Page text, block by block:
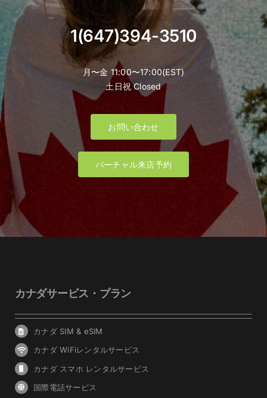
1(647)394-3510
月〜金 11:00〜17:00(EST)
土日祝 Closed
お問い合わせ
バーチャル来店予約
カナダサービス・プラン
カナダ SIM & eSIM
カナダ WiFiレンタルサービス
カナダ スマホ レンタルサービス
国際電話サービス